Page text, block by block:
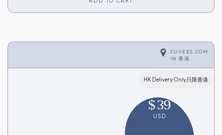
CUVEES.COM
IN香港
HK Delivery Only只限香港
$39
USD